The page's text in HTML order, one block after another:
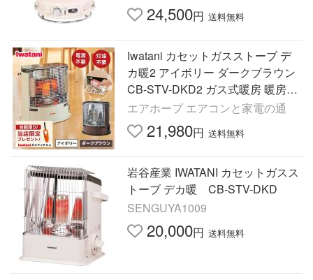
24,500円 送料無料
Iwatani カセットガスストーブ デ
カ暖2 アイボリー ダークブラウン
CB-STV-DKD2 ガス式暖房 暖房器
具 イワタニ 岩谷
エアホープ エアコンと家電の通
21,980円 送料無料
岩谷産業 IWATANI カセットガスス
トーブ デカ暖 CB-STV-DKD
SENGUYA1009
20,000円 送料無料